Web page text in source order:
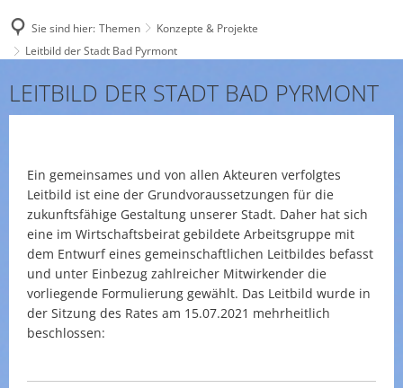
Sie sind hier: Themen
Konzepte & Projekte
Leitbild der Stadt Bad Pyrmont
Leitbild
der
Bad
Pyrmont
LEITBILD DER STADT BAD PYRMONT
Ein gemeinsames und von allen Akteuren verfolgtes
Leitbild ist eine der Grundvoraussetzungen für die
zukunftsfähige Gestaltung unserer Stadt. Daher hat sich
eine im Wirtschaftsbeirat gebildete Arbeitsgruppe mit
dem Entwurf eines gemeinschaftlichen Leitbildes befasst
und unter Einbezug zahlreicher Mitwirkender die
vorliegende Formulierung gewählt. Das Leitbild wurde in
der Sitzung des Rates am 15.07.2021 mehrheitlich
beschlossen: